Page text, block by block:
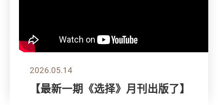
2026.05.14
【最新一期《选择》月刊出版了】